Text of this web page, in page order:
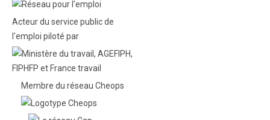
Acteur du service public de
l'emploi piloté par
Membre du réseau Cheops